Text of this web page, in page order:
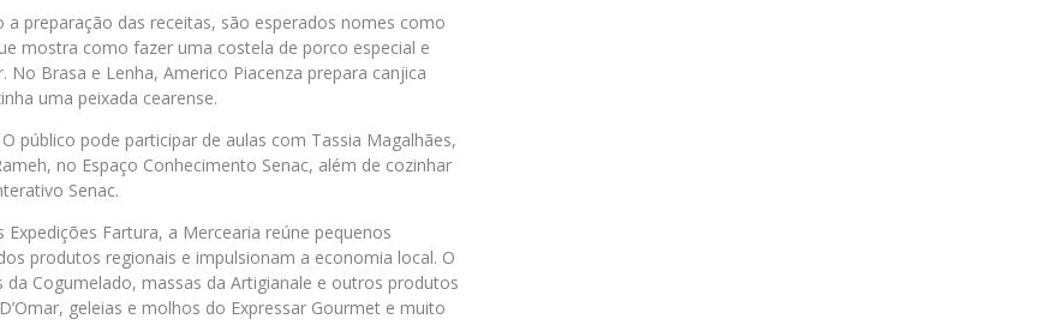
preparação das receitas, são esperados nomes como
mostra como fazer uma costela de porco especial e
Brasa e Lenha, Americo Piacenza prepara canjica
uma peixada cearense.
público pode participar de aulas com Tassia Magalhães,
no Espaço Conhecimento Senac, além de cozinhar
Senac.
Fartura, a Mercearia reúne pequenos
produtos regionais e impulsionam a economia local. O
Cogumelado, massas da Artigianale e outros produtos
geleias e molhos do Expressar Gourmet e muito